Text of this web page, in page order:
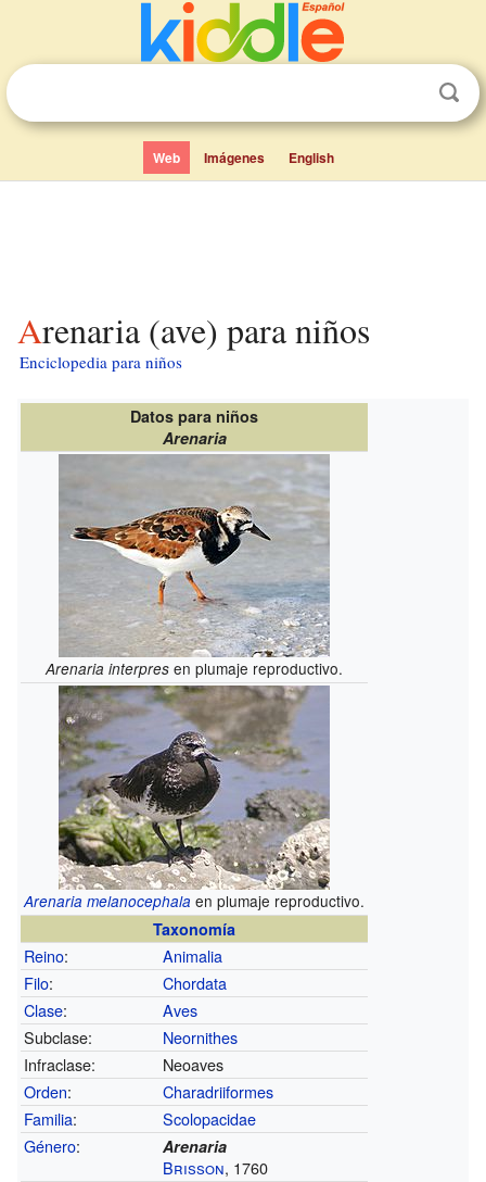
Web Imágenes English
Arenaria (ave) para niños
Enciclopedia para niños
Datos para niños
Arenaria
Arenaria interpres en plumaje reproductivo.
Arenaria melanocephala en plumaje reproductivo.
Taxonomía
Reino:
Animalia
Filo:
Chordata
Clase:
Aves
Subclase:
Neornithes
Infraclase:
Neoaves
Orden:
Charadriiformes
Familia:
Scolopacidae
Género: Arenaria
Brisson, 1760